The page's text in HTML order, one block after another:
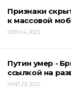
Признаки
к массовой
ФЕВ 04, 2025
Путин умер -
ссылкой на
МАЙ 29, 2022